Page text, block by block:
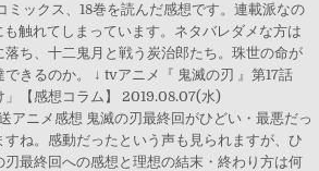
ミックス、18巻を読んだ感想です。連載派なの
触れてしまっています。ネタバレダメな方は
ち、十二鬼月と戦う炭治郎たち。珠世の命が
きるのか。 ↓ tvアニメ『 鬼滅の刃 』第17話
」【感想コラム】 2019.08.07(水)
アニメ感想 鬼滅の刃最終回がひどい・最悪だっ
ね。感動だったという声も見られますが、ひ
刃最終回への感想と理想の結末・終わり方は何